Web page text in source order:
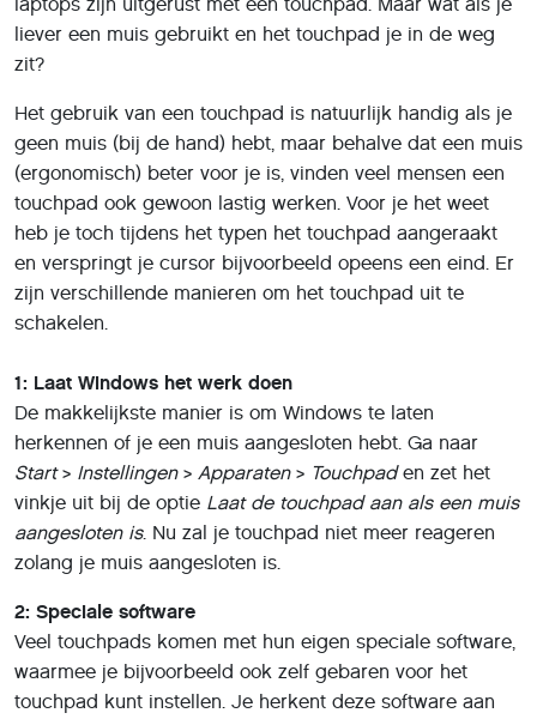
liever een muis gebruikt en het touchpad je in de weg
zit?
Het gebruik van een touchpad is natuurlijk handig als je
geen muis (bij de hand) hebt, maar behalve dat een muis
(ergonomisch) beter voor je is, vinden veel mensen een
touchpad ook gewoon lastig werken. Voor je het weet
heb je toch tijdens het typen het touchpad aangeraakt
en verspringt je cursor bijvoorbeeld opeens een eind. Er
zijn verschillende manieren om het touchpad uit te
schakelen.
1: Laat Windows het werk doen
De makkelijkste manier is om Windows te laten
herkennen of je een muis aangesloten hebt. Ga naar
Start> Instellingen> Apparaten> Touchpaden zet het
vinkje uit bij de optie Laat de touchpad aan als een muis
aangesloten is. Nu zal je touchpad niet meer reageren
zolang je muis aangesloten is.
2: Speciale software
Veel touchpads komen met hun eigen speciale software,
waarmee je bijvoorbeeld ook zelf gebaren voor het
touchpad kunt instellen. Je herkent deze software aan